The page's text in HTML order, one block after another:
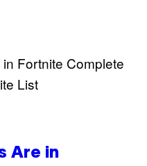
Are in